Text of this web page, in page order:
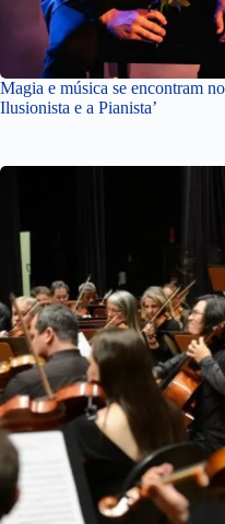
Magia e música se encontram
Ilusionista e a Pianista’